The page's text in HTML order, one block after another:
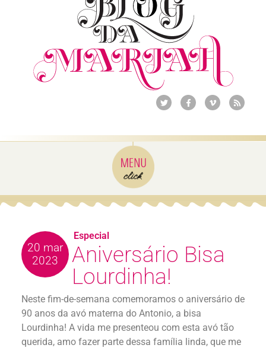
20 mar
2023
Aniversário Bisa
Lourdinha!
Neste fim-de-semana comemoramos o aniversário de
90 anos da avó materna do Antonio, a bisa
Lourdinha! A vida me presenteou com esta avó tão
querida, amo fazer parte dessa família linda, que me
Especial